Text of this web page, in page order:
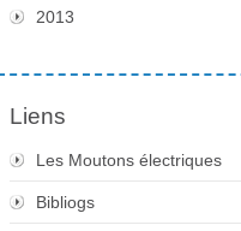
2013
Liens
Les Moutons électriques
Bibliogs